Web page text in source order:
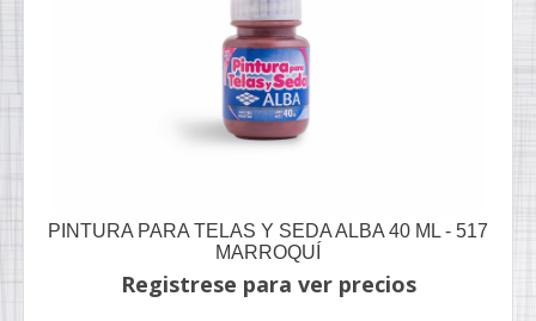
PINTURA PARA TELAS Y SEDA ALBA 40 ML - 517
MARROQUÍ
Registrese para ver precios